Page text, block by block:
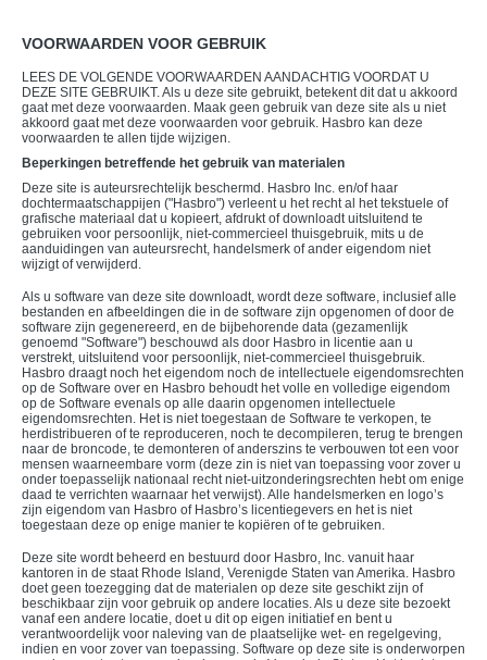
VOORWAARDEN VOOR GEBRUIK
LEES DE VOLGENDE VOORWAARDEN AANDACHTIG VOORDAT U
DEZE SITE GEBRUIKT. Als u deze site gebruikt, betekent dit dat u akkoord
gaat met deze voorwaarden. Maak geen gebruik van deze site als u niet
akkoord gaat met deze voorwaarden voor gebruik. Hasbro kan deze
voorwaarden te allen tijde wijzigen.
Beperkingen betreffende het gebruik van materialen
Deze site is auteursrechtelijk beschermd. Hasbro Inc. en/of haar
dochtermaatschappijen ("Hasbro") verleent u het recht al het tekstuele of
grafische materiaal dat u kopieert, afdrukt of downloadt uitsluitend te
gebruiken voor persoonlijk, niet-commercieel thuisgebruik, mits u de
aanduidingen van auteursrecht, handelsmerk of ander eigendom niet
wijzigt of verwijderd.
Als u software van deze site downloadt, wordt deze software, inclusief alle
bestanden en afbeeldingen die in de software zijn opgenomen of door de
software zijn gegenereerd, en de bijbehorende data (gezamenlijk
genoemd "Software") beschouwd als door Hasbro in licentie aan u
verstrekt, uitsluitend voor persoonlijk, niet-commercieel thuisgebruik.
Hasbro draagt noch het eigendom noch de intellectuele eigendomsrechten
op de Software over en Hasbro behoudt het volle en volledige eigendom
op de Software evenals op alle daarin opgenomen intellectuele
eigendomsrechten. Het is niet toegestaan de Software te verkopen, te
herdistribueren of te reproduceren, noch te decompileren, terug te brengen
naar de broncode, te demonteren of anderszins te verbouwen tot een voor
mensen waarneembare vorm (deze zin is niet van toepassing voor zover u
onder toepasselijk nationaal recht niet-uitzonderingsrechten hebt om enige
daad te verrichten waarnaar het verwijst). Alle handelsmerken en logo’s
zijn eigendom van Hasbro of Hasbro’s licentiegevers en het is niet
toegestaan deze op enige manier te kopiëren of te gebruiken.
Deze site wordt beheerd en bestuurd door Hasbro, Inc. vanuit haar
kantoren in de staat Rhode Island, Verenigde Staten van Amerika. Hasbro
doet geen toezegging dat de materialen op deze site geschikt zijn of
beschikbaar zijn voor gebruik op andere locaties. Als u deze site bezoekt
vanaf een andere locatie, doet u dit op eigen initiatief en bent u
verantwoordelijk voor naleving van de plaatselijke wet- en regelgeving,
indien en voor zover van toepassing. Software op deze site is onderworpen